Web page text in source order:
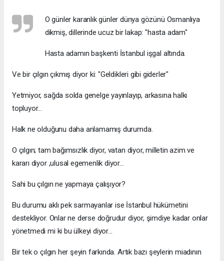
O günler karanlık günler dünya gözünü Osmanlıya
dikmiş, dillerinde ucuz bir lakap: "hasta adam"
Hasta adamın başkenti İstanbul işgal altında.
Ve bir çılgın çıkmış diyor ki: "Geldikleri gibi giderler"
Yetmiyor, sağda solda genelge yayınlayıp, arkasına halkı
topluyor...
Halk ne olduğunu daha anlamamış durumda.
O çılgın; tam bağımsızlık diyor, vatan diyor, milletin azim ve
kararı diyor ,ulusal egemenlik diyor...
Sahi bu çılgın ne yapmaya çalışıyor?
Bu durumu aklı pek sarmayanlar ise İstanbul hükümetini
destekliyor. Onlar ne derse doğrudur diyor, şimdiye kadar onlar
yönetmedi mi ki bu ülkeyi diyor...
Bir tek o çılgın her şeyin farkında. Artık bazı şeylerin miadının